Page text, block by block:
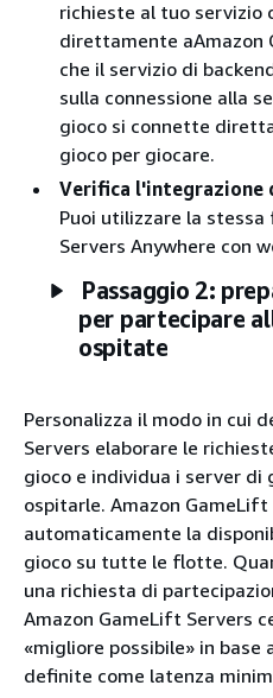
richieste al tuo servizio
direttamente aAmazon
che il servizio di
sulla connessione alla
gioco si connette
gioco per giocare.
Verifica l'integrazione
Puoi utilizzare la
Servers Anywhere con
Passaggio 2:
per partecipare
ospitate
Personalizza il modo in cui
Servers elaborare le
gioco e individua i server di
ospitarle. Amazon
automaticamente la
gioco su tutte le flotte.
una richiesta di
Amazon GameLift Servers
«migliore possibile» in base
definite come latenza